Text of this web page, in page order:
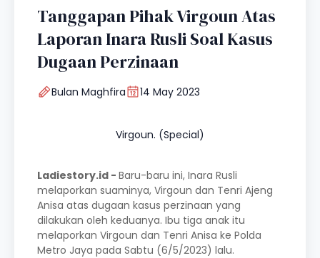
Tanggapan Pihak Virgoun Atas
Laporan Inara Rusli Soal Kasus
Dugaan Perzinaan
Bulan Maghfira 14 May 2023
Virgoun. (Special)
Ladiestory.id - Baru-baru ini, Inara Rusli
melaporkan suaminya, Virgoun dan Tenri Ajeng
Anisa atas dugaan kasus perzinaan yang
dilakukan oleh keduanya. Ibu tiga anak itu
melaporkan Virgoun dan Tenri Anisa ke Polda
Metro Jaya pada Sabtu (6/5/2023) lalu.